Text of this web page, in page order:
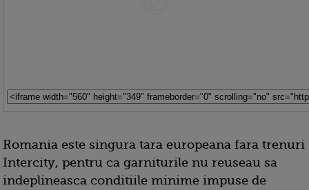
Romania este singura tara europeana fara trenuri
Intercity, pentru ca garniturile nu reuseau sa
indeplineasca conditiile minime impuse de